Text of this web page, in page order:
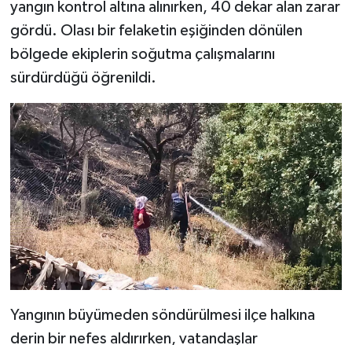
yangın kontrol altına alınırken, 40 dekar alan zarar
gördü. Olası bir felaketin eşiğinden dönülen
bölgede ekiplerin soğutma çalışmalarını
sürdürdüğü öğrenildi.
Yangının büyümeden söndürülmesi ilçe halkına
derin bir nefes aldırırken, vatandaşlar